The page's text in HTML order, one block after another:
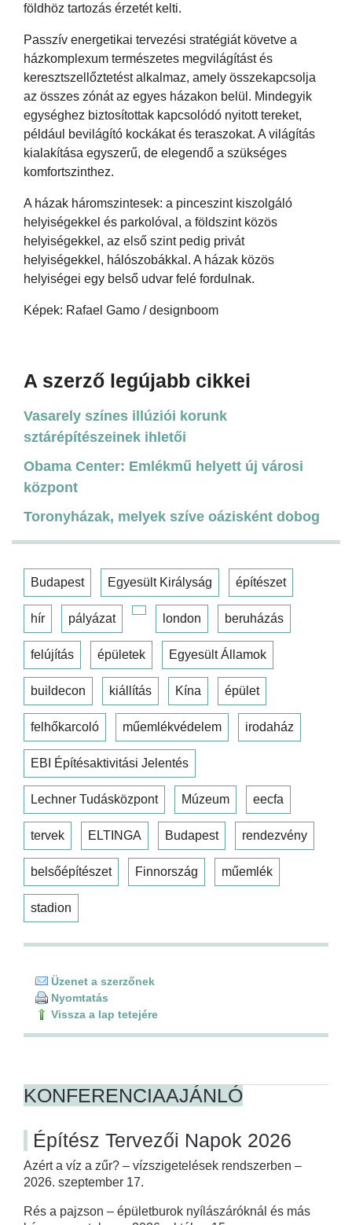
földhöz tartozás érzetét kelti.
Passzív energetikai tervezési stratégiát követve a
házkomplexum természetes megvilágítást és
keresztszellőztetést alkalmaz, amely összekapcsolja
az összes zónát az egyes házakon belül. Mindegyik
egységhez biztosítottak kapcsolódó nyitott tereket,
például bevilágító kockákat és teraszokat. A világítás
kialakítása egyszerű, de elegendő a szükséges
komfortszinthez.
A házak háromszintesek: a pinceszint kiszolgáló
helyiségekkel és parkolóval, a földszint közös
helyiségekkel, az első szint pedig privát
helyiségekkel, hálószobákkal. A házak közös
helyiségei egy belső udvar felé fordulnak.
Képek: Rafael Gamo / designboom
A szerző legújabb cikkei
Vasarely színes illúziói korunk
sztárépítészeinek ihletői
Obama Center: Emlékmű helyett új városi
központ
Toronyházak, melyek szíve oázisként dobog
Budapest Egyesült Királyság építészet
hír pályázat london beruházás
felújítás épületek Egyesült Államok
buildecon kiállítás Kína épület
felhőkarcoló műemlékvédelem irodaház
EBI Építésaktivitási Jelentés
Lechner Tudásközpont Múzeum eecfa
tervek ELTINGA Budapest rendezvény
belsőépítészet Finnország műemlék
stadion
Üzenet a szerzőnek
Nyomtatás
Vissza a lap tetejére
KONFERENCIAAJÁNLÓ
Építész Tervezői Napok 2026
Azért a víz a zűr? – vízszigetelések rendszerben –
2026. szeptember 17.
Rés a pajzson – épületburok nyílászáróknál és más